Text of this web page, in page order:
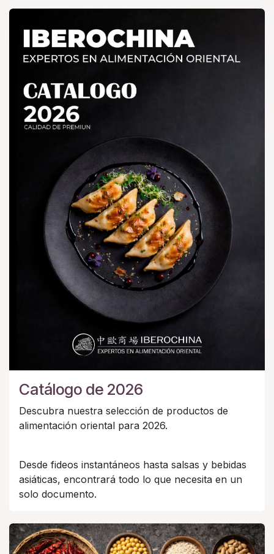
Catálogo de 2026
Descubra nuestra selección de productos de
alimentación oriental para 2026.
Desde fideos instantáneos hasta salsas y bebidas
asiáticas, encontrará todo lo que necesita en un
solo documento.